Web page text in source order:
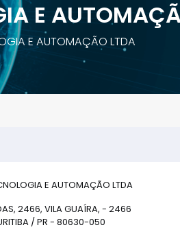
E
E AUTOMAÇÃO LTDA
E AUTOMAÇÃO LTDA
2466, VILA GUAÍRA, - 2466
/ PR - 80630-050